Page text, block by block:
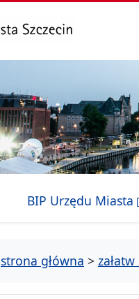
BIP Urzędu Miasta
strona główna >